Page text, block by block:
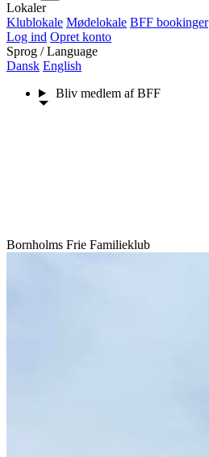
Lokaler
Klublokale Mødelokale BFF bookinger
Log ind Opret konto
Sprog / Language
Dansk English
Bliv medlem af BFF
Bornholms Frie Familieklub